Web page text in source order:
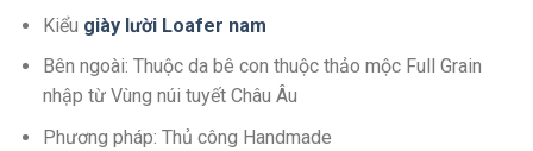
Kiểu giày lười Loafer nam
Bên ngoài: Thuộc da bê con thuộc thảo mộc Full Grain
nhập từ Vùng núi tuyết Châu Âu
Phương pháp: Thủ công Handmade